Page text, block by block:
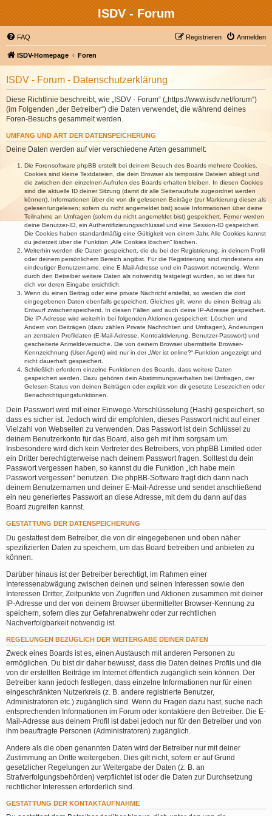
ISDV - Forum
FAQ Anmelden
Registrieren
ISDV-Homepage Foren
ISDV - Forum - Datenschutzerklärung
Diese Richtlinie beschreibt, wie „ISDV - Forum“ („https://www.isdv.net/forum“)
(im Folgenden „der Betreiber“) die Daten verwendet, die während deines
Foren-Besuchs gesammelt werden.
UMFANG UND ART DER DATENSPEICHERUNG
Deine Daten werden auf vier verschiedene Arten gesammelt:
Die Forensoftware phpBB erstellt bei deinem Besuch des Boards mehrere Cookies.
Cookies sind kleine Textdateien, die dein Browser als temporäre Dateien ablegt und
die zwischen den einzelnen Aufrufen des Boards erhalten bleiben. In diesen Cookies
sind die aktuelle ID deiner Sitzung (damit dir alle Seitenaufrufe zugeordnet werden
können), Informationen über die von dir gelesenen Beiträge (zur Markierung dieser als
gelesen/ungelesen; sofern du nicht angemeldet bist) sowie Informationen über deine
Teilnahme an Umfragen (sofern du nicht angemeldet bist) gespeichert. Ferner werden
deine Benutzer-ID, ein Authentifizierungsschlüssel und eine Session-ID gespeichert.
Die Cookies haben standardmäßig eine Gültigkeit von einem Jahr. Alle Cookies kannst
du jederzeit über die Funktion „Alle Cookies löschen“ löschen.
Weiterhin werden die Daten gespeichert, die du bei der Registrierung, in deinem Profil
oder deinem persönlichem Bereich angibst. Für die Registrierung sind mindestens ein
eindeutiger Benutzername, eine E-Mail-Adresse und ein Passwort notwendig. Wenn
durch den Betreiber weitere Daten als notwendig festgelegt wurden, so ist dies für
dich vor deren Eingabe ersichtlich.
Wenn du einen Beitrag oder eine private Nachricht erstellst, so werden die dort
eingegebenen Daten ebenfalls gespeichert. Gleiches gilt, wenn du einen Beitrag als
Entwurf zwischenspeicherst. In diesen Fällen wird auch deine IP-Adresse gespeichert.
Die IP-Adresse wird weiterhin bei folgenden Aktionen gespeichert: Löschen und
Ändern von Beiträgen (dazu zählen Private Nachrichten und Umfragen), Änderungen
an zentralen Profildaten (E-Mail-Adresse, Kontoaktivierung, Benutzer-Passwort) und
gescheiterte Anmeldeversuche. Die von deinem Browser übermittelte Browser-
Kennzeichnung (User Agent) wird nur in der „Wer ist online?“-Funktion angezeigt und
nicht dauerhaft gespeichert.
Schließlich erfordern einzelne Funktionen des Boards, dass weitere Daten
gespeichert werden. Dazu gehören dein Abstimmungsverhalten bei Umfragen, der
Gelesen-Status von deinen Beiträgen oder explizit von dir gesetzte Lesezeichen oder
Benachrichtigungsfunktionen.
Dein Passwort wird mit einer Einwege-Verschlüsselung (Hash) gespeichert, so
dass es sicher ist. Jedoch wird dir empfohlen, dieses Passwort nicht auf einer
Vielzahl von Webseiten zu verwenden. Das Passwort ist dein Schlüssel zu
deinem Benutzerkonto für das Board, also geh mit ihm sorgsam um.
Insbesondere wird dich kein Vertreter des Betreibers, von phpBB Limited oder
ein Dritter berechtigterweise nach deinem Passwort fragen. Solltest du dein
Passwort vergessen haben, so kannst du die Funktion „Ich habe mein
Passwort vergessen“ benutzen. Die phpBB-Software fragt dich dann nach
deinem Benutzernamen und deiner E-Mail-Adresse und sendet anschließend
ein neu generiertes Passwort an diese Adresse, mit dem du dann auf das
Board zugreifen kannst.
GESTATTUNG DER DATENSPEICHERUNG
Du gestattest dem Betreiber, die von dir eingegebenen und oben näher
spezifizierten Daten zu speichern, um das Board betreiben und anbieten zu
können.
Darüber hinaus ist der Betreiber berechtigt, im Rahmen einer
Interessenabwägung zwischen deinen und seinen Interessen sowie den
Interessen Dritter, Zeitpunkte von Zugriffen und Aktionen zusammen mit deiner
IP-Adresse und der von deinem Browser übermittelter Browser-Kennung zu
speichern, sofern dies zur Gefahrenabwehr oder zur rechtlichen
Nachverfolgbarkeit notwendig ist.
REGELUNGEN BEZÜGLICH DER WEITERGABE DEINER DATEN
Zweck eines Boards ist es, einen Austausch mit anderen Personen zu
ermöglichen. Du bist dir daher bewusst, dass die Daten deines Profils und die
von dir erstellten Beiträge im Internet öffentlich zugänglich sein können. Der
Betreiber kann jedoch festlegen, dass einzelne Informationen nur für einen
eingeschränkten Nutzerkreis (z. B. andere registrierte Benutzer,
Administratoren etc.) zugänglich sind. Wenn du Fragen dazu hast, suche nach
entsprechenden Informationen im Forum oder kontaktiere den Betreiber. Die E-
Mail-Adresse aus deinem Profil ist dabei jedoch nur für den Betreiber und von
ihm beauftragte Personen (Administratoren) zugänglich.
Andere als die oben genannten Daten wird der Betreiber nur mit deiner
Zustimmung an Dritte weitergeben. Dies gilt nicht, sofern er auf Grund
gesetzlicher Regelungen zur Weitergabe der Daten (z. B. an
Strafverfolgungsbehörden) verpflichtet ist oder die Daten zur Durchsetzung
rechtlicher Interessen erforderlich sind.
GESTATTUNG DER KONTAKTAUFNAHME